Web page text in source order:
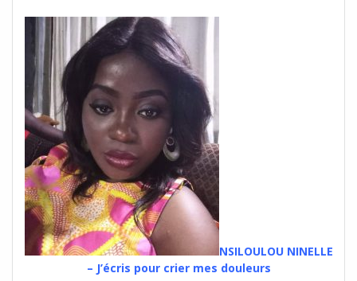
NSILOULOU NINELLE
– J’écris pour crier mes douleurs